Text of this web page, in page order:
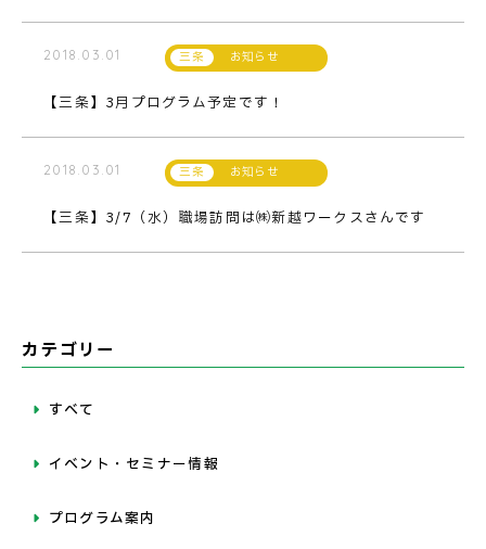
2018.03.01 お知らせ
【三条】3月プログラム予定です！
2018.03.01 お知らせ
【三条】3/7（水）職場訪問は㈱新越ワークスさんです
カテゴリー
すべて
イベント・セミナー情報
プログラム案内